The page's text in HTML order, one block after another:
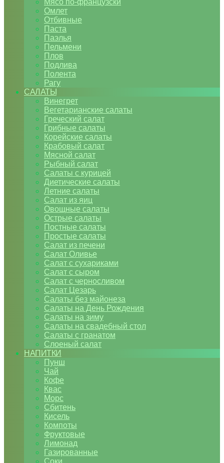
Мясо по-французски
Омлет
Отбивные
Паста
Паэлья
Пельмени
Плов
Подлива
Полента
Рагу
САЛАТЫ
Винегрет
Вегетарианские салаты
Греческий салат
Грибные салаты
Корейские салаты
Крабовый салат
Мясной салат
Рыбный салат
Салаты с курицей
Диетические салаты
Летние салаты
Салат из яиц
Овощные салаты
Острые салаты
Постные салаты
Простые салаты
Салат из печени
Салат Оливье
Салат с сухариками
Салат с сыром
Салат с черносливом
Салат Цезарь
Салаты без майонеза
Салаты на День Рождения
Салаты на зиму
Салаты на свадебный стол
Салаты с гранатом
Слоеный салат
НАПИТКИ
Пунш
Чай
Кофе
Квас
Морс
Сбитень
Кисель
Компоты
Фруктовые
Лимонад
Газированные
Соки